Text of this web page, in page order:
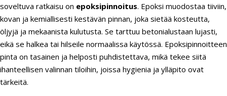
soveltuva ratkaisu on epoksipinnoitus. Epoksi muodostaa tiiviin,
kovan ja kemiallisesti kestävän pinnan, joka sietää kosteutta,
öljyjä ja mekaanista kulutusta. Se tarttuu betonialustaan lujasti,
eikä se halkea tai hilseile normaalissa käytössä. Epoksipinnoitteen
pinta on tasainen ja helposti puhdistettava, mikä tekee siitä
ihanteellisen valinnan tiloihin, joissa hygienia ja ylläpito ovat
tärkeitä.